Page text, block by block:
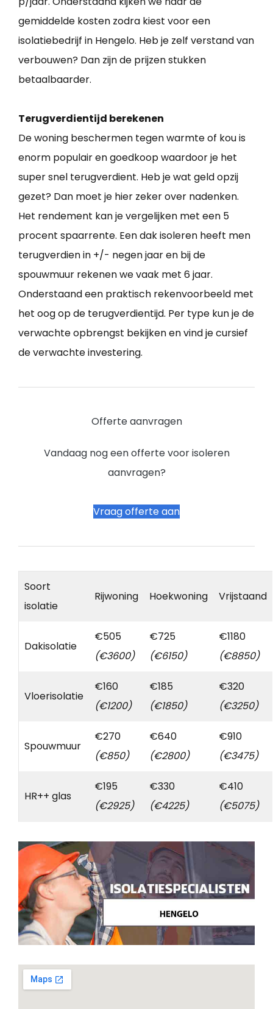
gemiddelde kosten zodra kiest voor een
isolatiebedrijf in Hengelo. Heb je zelf verstand van
verbouwen? Dan zijn de prijzen stukken
betaalbaarder.
Terugverdientijd berekenen
De woning beschermen tegen warmte of kou is
enorm populair en goedkoop waardoor je het
super snel terugverdient. Heb je wat geld opzij
gezet? Dan moet je hier zeker over nadenken.
Het rendement kan je vergelijken met een 5
procent spaarrente. Een dak isoleren heeft men
terugverdien in +/- negen jaar en bij de
spouwmuur rekenen we vaak met 6 jaar.
Onderstaand een praktisch rekenvoorbeeld met
het oog op de terugverdientijd. Per type kun je de
verwachte opbrengst bekijken en vind je cursief
de verwachte investering.
Offerte aanvragen
Vandaag nog een offerte voor isoleren
aanvragen?
Vraag offerte aan
Soort
isolatie
Rijwoning Hoekwoning Vrijstaand
Dakisolatie
€505
(€3600)
€725
(€6150)
€1180
(€8850)
Vloerisolatie
€160
(€1200)
€185
(€1850)
€320
(€3250)
Spouwmuur
€270
(€850)
€640
(€2800)
€910
(€3475)
HR++ glas
€195
(€2925)
€330
(€4225)
€410
(€5075)